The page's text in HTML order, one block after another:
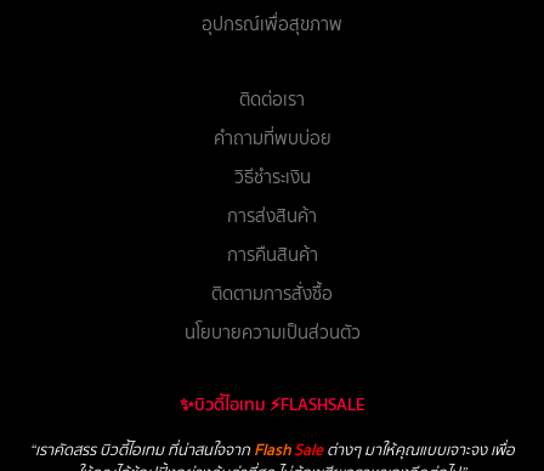
อุปกรณ์เพื่อสุขภาพ
ติดต่อเรา
คำถามที่พบบ่อย
วิธีชำระเงิน
การส่งสินค้า
การคืนสินค้า
ติดตามการสั่งซื้อ
นโยบายความเป็นส่วนตัว
✨บิวตี้ไอเทม ⚡FLASHSALE
“เราคัดสรร บิวตี้ไอเทม ที่น่าสนใจจาก FlashSaleต่างๆ มาให้คุณแบบเจาะจง เพื่อ